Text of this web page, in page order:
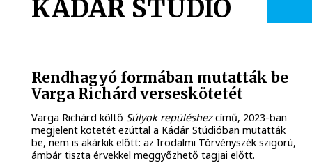
KÁDÁR STÚDIÓ
Rendhagyó formában mutatták be
Varga Richárd verseskötetét
Varga Richárd költő Súlyok repüléshezcímű, 2023-ban
megjelent kötetét ezúttal a Kádár Stúdióban mutatták
be, nem is akárkik előtt: az Irodalmi Törvényszék szigorú,
ámbár tiszta érvekkel meggyőzhető tagjai előtt.